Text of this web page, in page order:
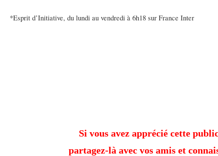
*Esprit d’Initiative, du lundi au vendredi à 6h18 sur France Inter
Si vous avez apprécié cette
partagez-là avec vos amis et